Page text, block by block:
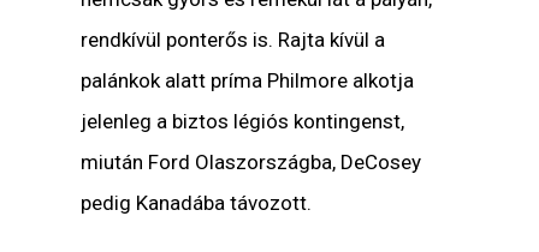
rendkívül ponterős is. Rajta kívül a
palánkok alatt príma Philmore alkotja
jelenleg a biztos légiós kontingenst,
miután Ford Olaszországba, DeCosey
pedig Kanadába távozott.